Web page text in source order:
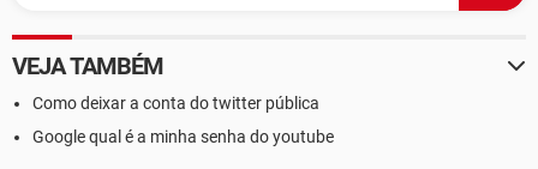
VEJA TAMBÉM
Como deixar a conta do twitter pública
Google qual é a minha senha do youtube